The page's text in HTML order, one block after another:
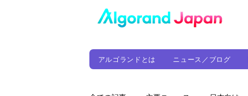
アルゴランドとは ニュース／ブログ